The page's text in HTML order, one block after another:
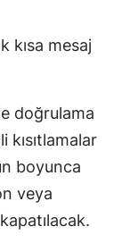
kısa mesaj
doğrulama
boyunca
veya